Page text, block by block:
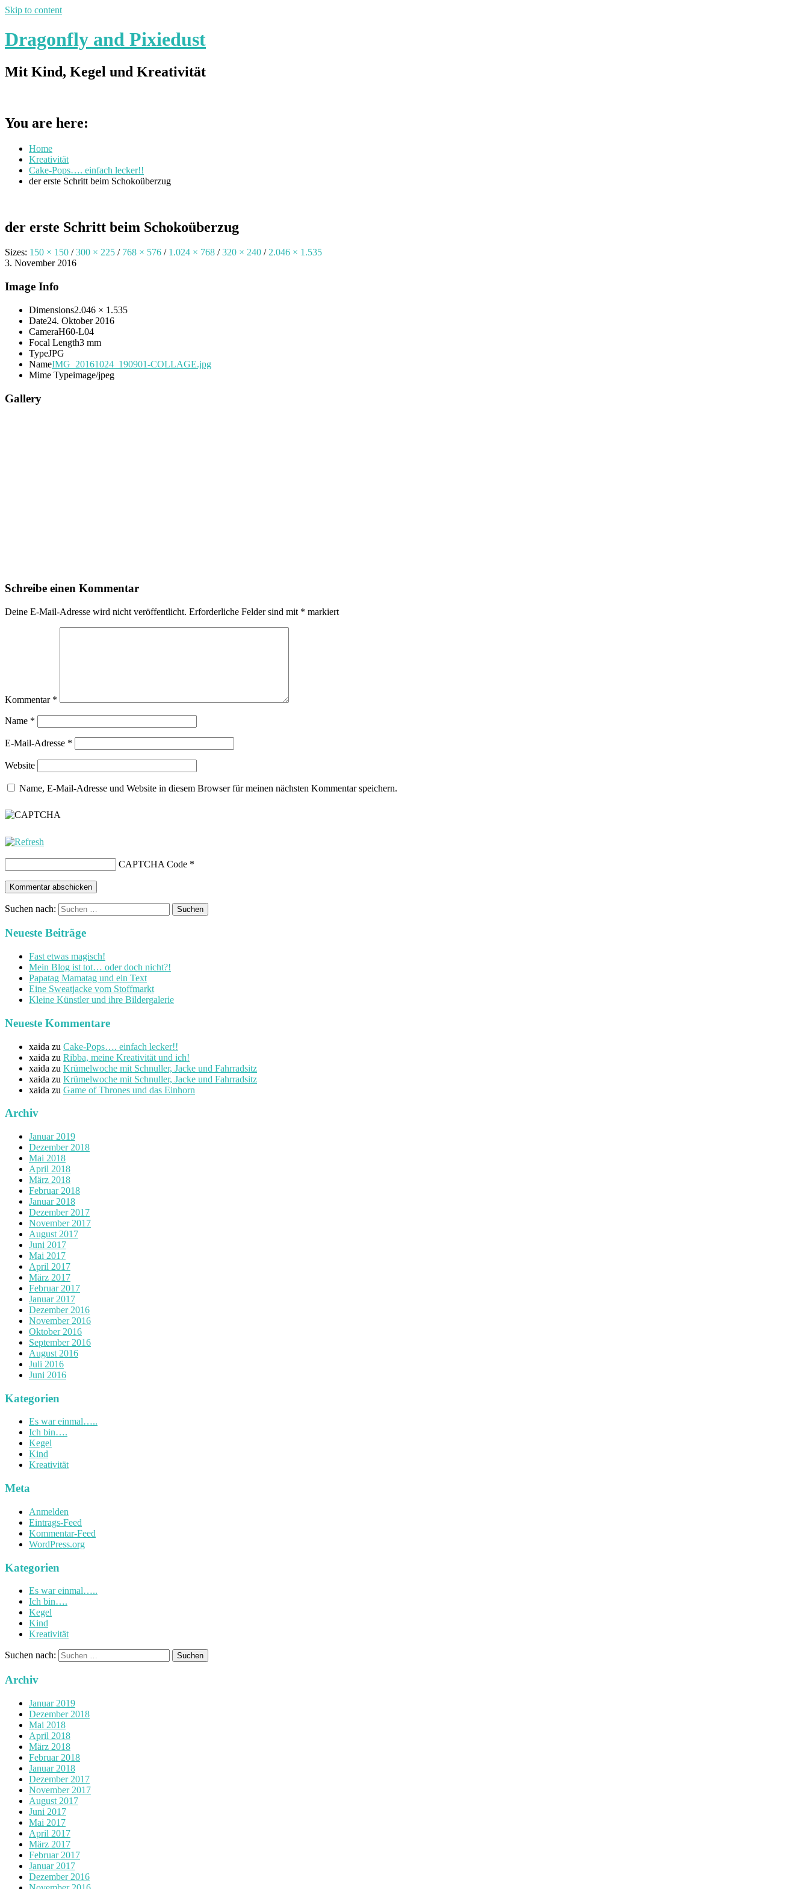
Skip to content
Dragonfly and Pixiedust
Mit Kind, Kegel und Kreativität
You are here:
Home
Kreativität
Cake-Pops…. einfach lecker!!
der erste Schritt beim Schokoüberzug
der erste Schritt beim Schokoüberzug
Sizes: 150 × 150 / 300 × 225 / 768 × 576 / 1.024 × 768 / 320 × 240 / 2.046 × 1.535
3. November 2016
Image Info
Dimensions2.046 × 1.535
Date24. Oktober 2016
CameraH60-L04
Focal Length3 mm
TypeJPG
NameIMG_20161024_190901-COLLAGE.jpg
Mime Typeimage/jpeg
Gallery
Schreibe einen Kommentar
Deine E-Mail-Adresse wird nicht veröffentlicht. Erforderliche Felder sind mit * markiert
Kommentar *
Name *
E-Mail-Adresse *
Website
Name, E-Mail-Adresse und Website in diesem Browser für meinen nächsten Kommentar speichern.
CAPTCHA Code *
Suchen nach:
Neueste Beiträge
Fast etwas magisch!
Mein Blog ist tot… oder doch nicht?!
Papatag Mamatag und ein Text
Eine Sweatjacke vom Stoffmarkt
Kleine Künstler und ihre Bildergalerie
Neueste Kommentare
xaida zu Cake-Pops…. einfach lecker!!
xaida zu Ribba, meine Kreativität und ich!
xaida zu Krümelwoche mit Schnuller, Jacke und Fahrradsitz
xaida zu Krümelwoche mit Schnuller, Jacke und Fahrradsitz
xaida zu Game of Thrones und das Einhorn
Archiv
Januar 2019
Dezember 2018
Mai 2018
April 2018
März 2018
Februar 2018
Januar 2018
Dezember 2017
November 2017
August 2017
Juni 2017
Mai 2017
April 2017
März 2017
Februar 2017
Januar 2017
Dezember 2016
November 2016
Oktober 2016
September 2016
August 2016
Juli 2016
Juni 2016
Kategorien
Es war einmal…..
Ich bin….
Kegel
Kind
Kreativität
Meta
Anmelden
Eintrags-Feed
Kommentar-Feed
WordPress.org
Kategorien
Es war einmal…..
Ich bin….
Kegel
Kind
Kreativität
Suchen nach:
Archiv
Januar 2019
Dezember 2018
Mai 2018
April 2018
März 2018
Februar 2018
Januar 2018
Dezember 2017
November 2017
August 2017
Juni 2017
Mai 2017
April 2017
März 2017
Februar 2017
Januar 2017
Dezember 2016